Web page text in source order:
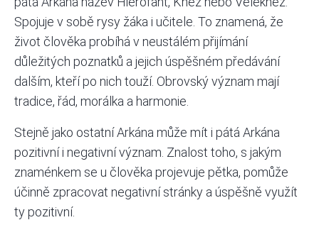
Spojuje v sobě rysy žáka i učitele. To znamená, že
život člověka probíhá v neustálém přijímání
důležitých poznatků a jejich úspěšném předávání
dalším, kteří po nich touží. Obrovský význam mají
tradice, řád, morálka a harmonie.
Stejně jako ostatní Arkána může mít i pátá Arkána
pozitivní i negativní význam. Znalost toho, s jakým
znaménkem se u člověka projevuje pětka, pomůže
účinně zpracovat negativní stránky a úspěšně využít
ty pozitivní.